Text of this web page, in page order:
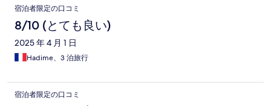
宿泊者限定の口コミ
8/10 (とても良い)
2025 年 4 月 1 日
Hadime、3 泊旅行
宿泊者限定の口コミ